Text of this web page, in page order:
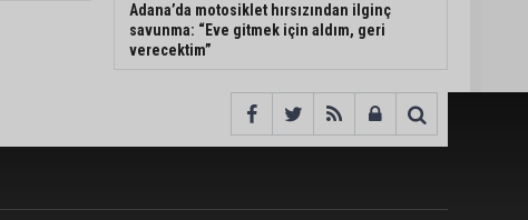
Adana’da motosiklet hırsızından ilginç
savunma: “Eve gitmek için aldım, geri
verecektim”